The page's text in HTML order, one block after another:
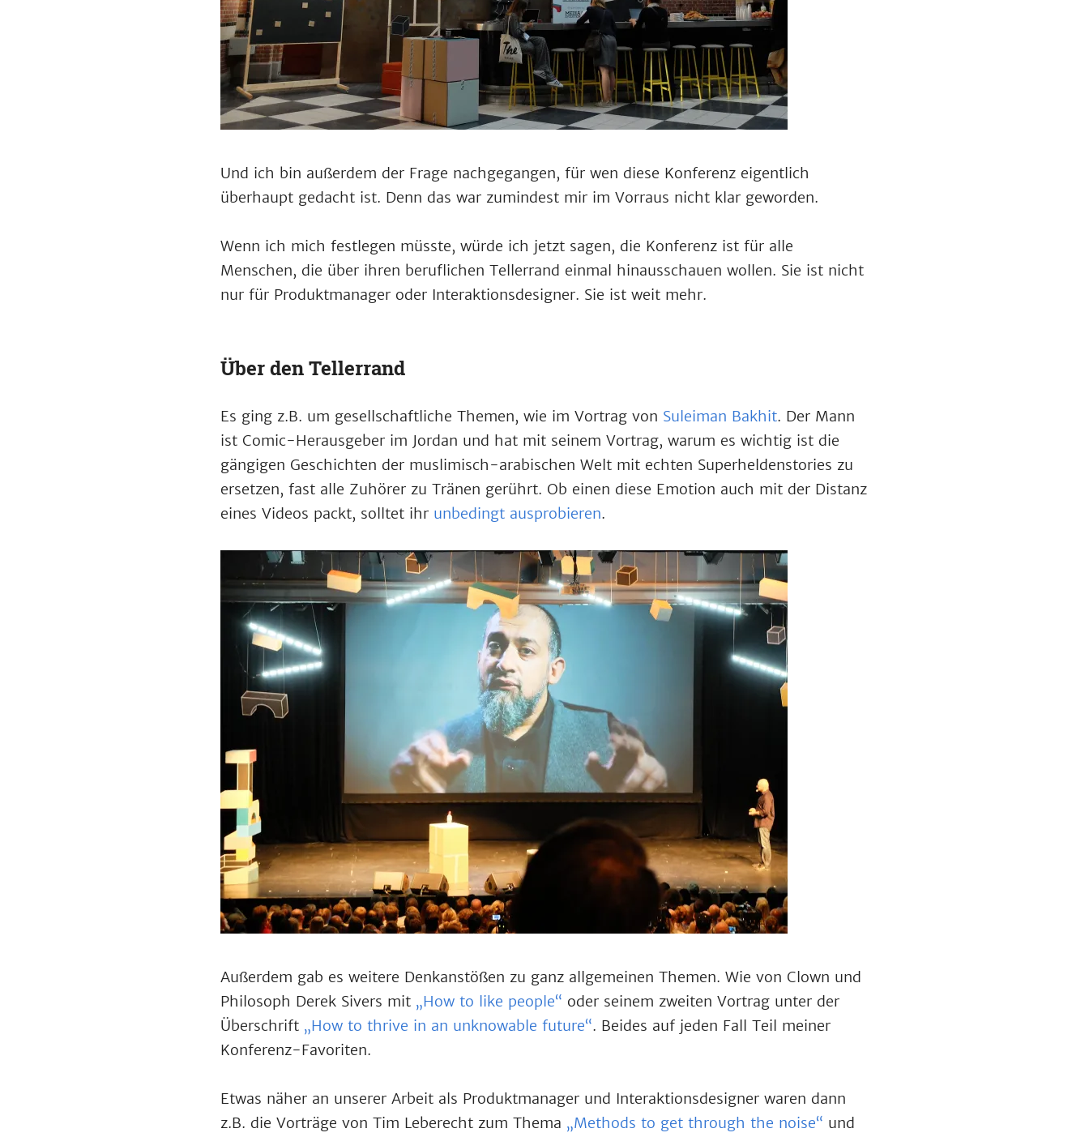
Und ich bin außerdem der Frage nachgegangen, für wen diese Konferenz eigentlich
überhaupt gedacht ist. Denn das war zumindest mir im Vorraus nicht klar geworden.
Wenn ich mich festlegen müsste, würde ich jetzt sagen, die Konferenz ist für alle
Menschen, die über ihren beruflichen Tellerrand einmal hinausschauen wollen. Sie ist nicht
nur für Produktmanager oder Interaktionsdesigner. Sie ist weit mehr.
Über den Tellerrand
Es ging z.B. um gesellschaftliche Themen, wie im Vortrag von Suleiman Bakhit. Der Mann
ist Comic-Herausgeber im Jordan und hat mit seinem Vortrag, warum es wichtig ist die
gängigen Geschichten der muslimisch-arabischen Welt mit echten Superheldenstories zu
ersetzen, fast alle Zuhörer zu Tränen gerührt. Ob einen diese Emotion auch mit der Distanz
eines Videos packt, solltet ihr unbedingt ausprobieren.
Außerdem gab es weitere Denkanstößen zu ganz allgemeinen Themen. Wie von Clown und
Philosoph Derek Sivers mit „How to like people“ oder seinem zweiten Vortrag unter der
Überschrift „How to thrive in an unknowable future“. Beides auf jeden Fall Teil meiner
Konferenz-Favoriten.
Etwas näher an unserer Arbeit als Produktmanager und Interaktionsdesigner waren dann
z.B. die Vorträge von Tim Leberecht zum Thema „Methods to get through the noise“ und